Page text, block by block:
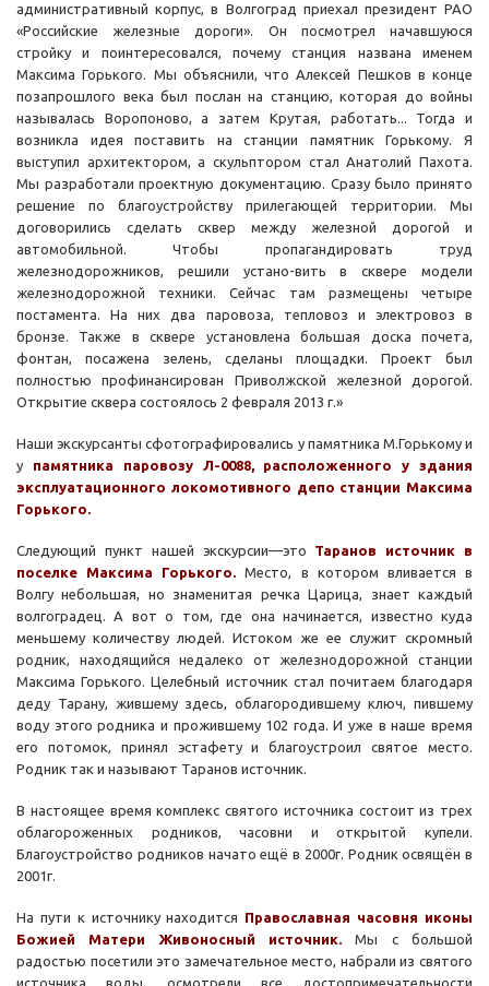
административный корпус, в Волгоград приехал президент РАО
«Российские железные дороги». Он посмотрел начавшуюся
стройку и поинтересовался, почему станция названа именем
Максима Горького. Мы объяснили, что Алексей Пешков в конце
позапрошлого века был послан на станцию, которая до войны
называлась Воропоново, а затем Крутая, работать... Тогда и
возникла идея поставить на станции памятник Горькому. Я
выступил архитектором, а скульптором стал Анатолий Пахота.
Мы разработали проектную документацию. Сразу было принято
решение по благоустройству прилегающей территории. Мы
договорились сделать сквер между железной дорогой и
автомобильной. Чтобы пропагандировать труд
железнодорожников, решили устано-вить в сквере модели
железнодорожной техники. Сейчас там размещены четыре
постамента. На них два паровоза, тепловоз и электровоз в
бронзе. Также в сквере установлена большая доска почета,
фонтан, посажена зелень, сделаны площадки. Проект был
полностью профинансирован Приволжской железной дорогой.
Открытие сквера состоялось 2 февраля 2013 г.»
Наши экскурсанты сфотографировались у памятника М.Горькому и
у памятника паровозу Л-0088, расположенного у здания
эксплуатационного локомотивного депо станции Максима
Горького.
Следующий пункт нашей экскурсии—это Таранов источник в
поселке Максима Горького. Место, в котором вливается в
Волгу небольшая, но знаменитая речка Царица, знает каждый
волгоградец. А вот о том, где она начинается, известно куда
меньшему количеству людей. Истоком же ее служит скромный
родник, находящийся недалеко от железнодорожной станции
Максима Горького. Целебный источник стал почитаем благодаря
деду Тарану, жившему здесь, облагородившему ключ, пившему
воду этого родника и прожившему 102 года. И уже в наше время
его потомок, принял эстафету и благоустроил святое место.
Родник так и называют Таранов источник.
В настоящее время комплекс святого источника состоит из трех
облагороженных родников, часовни и открытой купели.
Благоустройство родников начато ещё в 2000г. Родник освящён в
2001г.
На пути к источнику находится Православная часовня иконы
Божией Матери Живоносный источник.Мы с большой
радостью посетили это замечательное место, набрали из святого